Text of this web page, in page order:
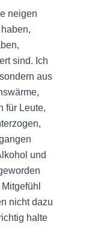
neigen
sind. Ich
aus
für Leute,
und
nicht dazu
halte